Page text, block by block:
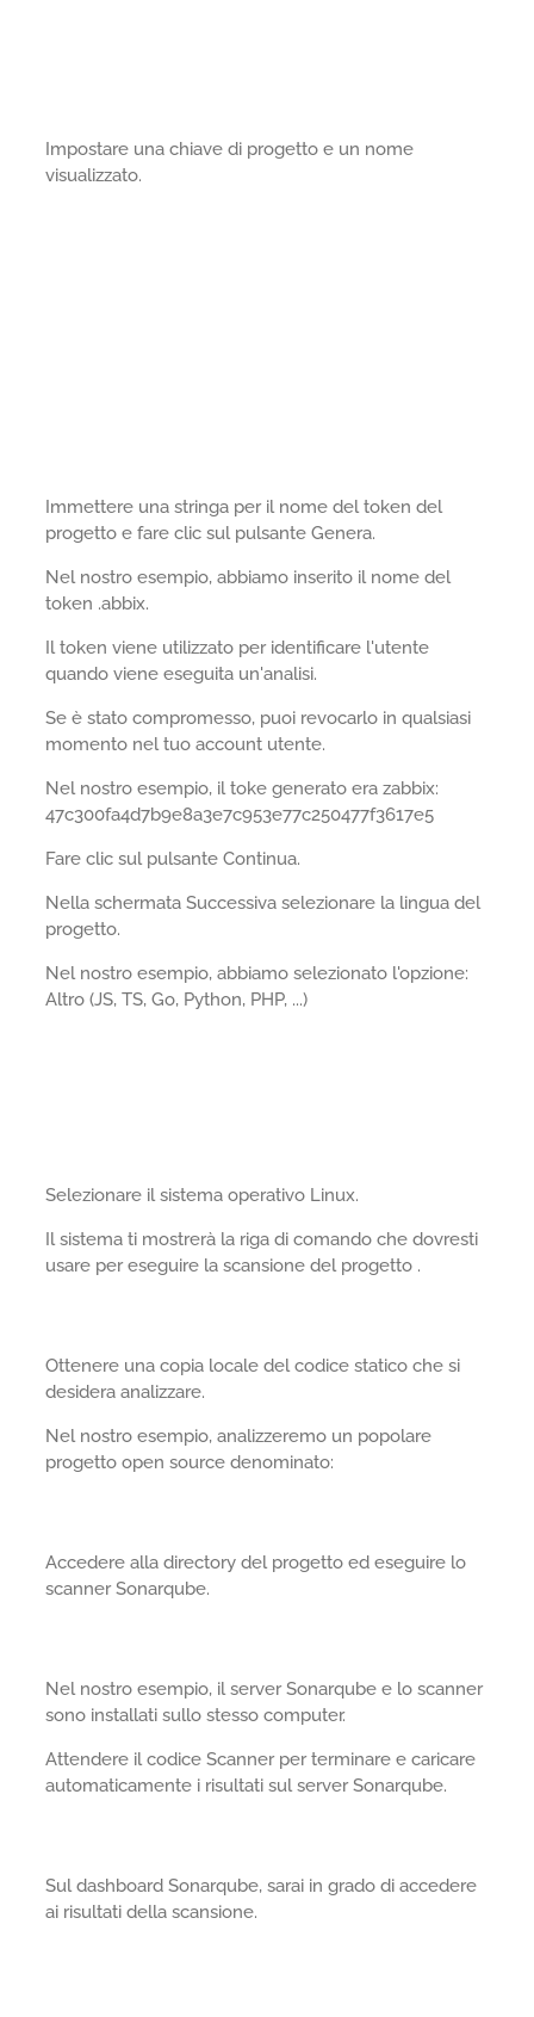
Impostare una chiave di progetto e un nome
visualizzato.
Immettere una stringa per il nome del token del
progetto e fare clic sul pulsante Genera.
Nel nostro esempio, abbiamo inserito il nome del
token .abbix.
Il token viene utilizzato per identificare l'utente
quando viene eseguita un'analisi.
Se è stato compromesso, puoi revocarlo in qualsiasi
momento nel tuo account utente.
Nel nostro esempio, il toke generato era zabbix:
47c300fa4d7b9e8a3e7c953e77c250477f3617e5
Fare clic sul pulsante Continua.
Nella schermata Successiva selezionare la lingua del
progetto.
Nel nostro esempio, abbiamo selezionato l'opzione:
Altro (JS, TS, Go, Python, PHP, ...)
Selezionare il sistema operativo Linux.
Il sistema ti mostrerà la riga di comando che dovresti
usare per eseguire la scansione del progetto .
Ottenere una copia locale del codice statico che si
desidera analizzare.
Nel nostro esempio, analizzeremo un popolare
progetto open source denominato:
Accedere alla directory del progetto ed eseguire lo
scanner Sonarqube.
Nel nostro esempio, il server Sonarqube e lo scanner
sono installati sullo stesso computer.
Attendere il codice Scanner per terminare e caricare
automaticamente i risultati sul server Sonarqube.
Sul dashboard Sonarqube, sarai in grado di accedere
ai risultati della scansione.